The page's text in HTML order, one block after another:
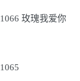
玫瑰我爱你